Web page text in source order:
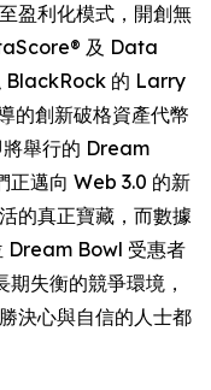
盈利化模式，開創無
及 Data
BlackRock 的 Larry
的創新破格資產代幣
將舉行的 Dream
正邁向 Web 3.0 的新
的真正寶藏，而數據
Dream Bowl 受惠者
失衡的競爭環境，
決心與自信的人士都